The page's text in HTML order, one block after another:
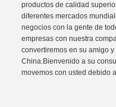
productos de calidad
diferentes mercados
negocios con la gente de
empresas con nuestra
convertiremos en su amigo
China.Bienvenido a su
movemos con usted debido